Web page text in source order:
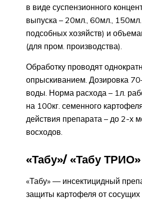
в виде суспензионного
выпуска – 20мл., 60мл.,
подсобных хозяйств) и
(для пром. производства).
Обработку проводят
опрыскиванием. Дозировка
воды. Норма расхода – 1л.
на 100кг. семенного
действия препарата – до 2-х
восходов.
«Табу»/ «Табу ТРИО»
«Табу» — инсектицидный
защиты картофеля от сосущих